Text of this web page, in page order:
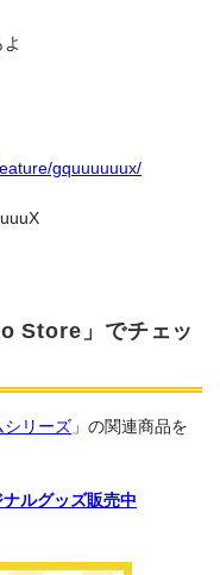
gquuuuuux/
Store」でチェッ
シリーズ 」の関連商品を
ナルグッズ販売中